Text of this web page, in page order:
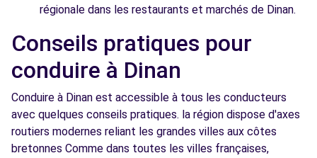
régionale dans les restaurants et marchés de Dinan.
Conseils pratiques pour
conduire à Dinan
Conduire à Dinan est accessible à tous les conducteurs
avec quelques conseils pratiques. la région dispose d'axes
routiers modernes reliant les grandes villes aux côtes
bretonnes Comme dans toutes les villes françaises,